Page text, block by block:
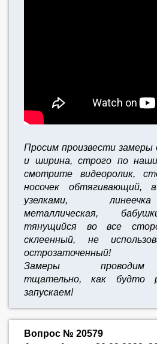
Просим произвести замеры
и ширина, строго по
смотрите видеоролик,
носочек
узелками,
металлическая,
тянущийся во все
склеенный, не
острозаточенный!
Замеры проводим
тщательно, как будто
запускаем!
Вопрос № 20579